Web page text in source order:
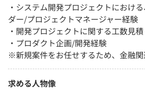
・システム開発プロジェクトにおけ
ダー/プロジェクトマネージャー経験
・開発プロジェクトに関する工数見
・プロダクト企画/開発経験
※新規案件をお任せするため、金融
求める人物像